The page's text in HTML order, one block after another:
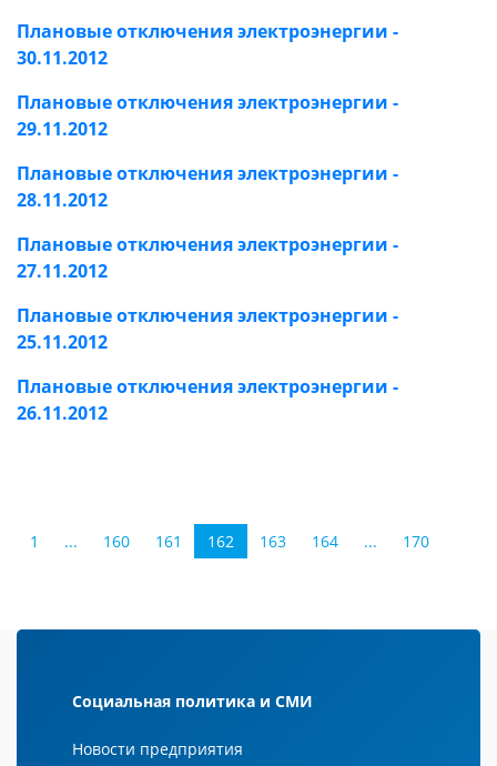
Плановые отключения электроэнергии -
30.11.2012
Плановые отключения электроэнергии -
29.11.2012
Плановые отключения электроэнергии -
28.11.2012
Плановые отключения электроэнергии -
27.11.2012
Плановые отключения электроэнергии -
25.11.2012
Плановые отключения электроэнергии -
26.11.2012
1 ... 160 161 162 163 164 ... 170
Социальная политика и СМИ
Новости предприятия